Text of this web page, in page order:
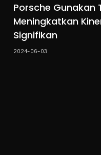
Porsche Gunakan
Meningkatkan
Signifikan
2024-06-03